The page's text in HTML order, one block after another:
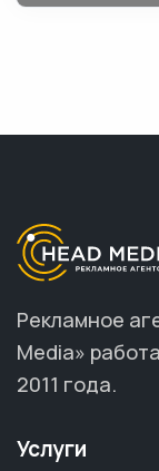
Рекламное
Media»
2011 года.
Услуги